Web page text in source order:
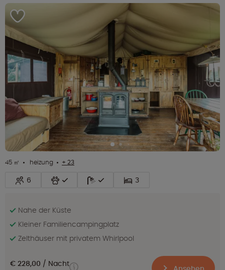
45 ㎡ heizung + 23
6 3
Nahe der Küste
Kleiner Familiencampingplatz
Zelthäuser mit privatem Whirlpool
€ 228,00 Nacht